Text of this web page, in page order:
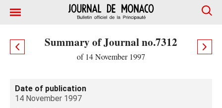
Summary of Journal no.7312
of 14 November 1997
Date of publication
14 November 1997